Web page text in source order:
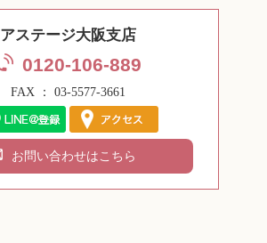
アステージ大阪支店
0120-106-889
FAX ： 03-5577-3661
お問い合わせはこちら